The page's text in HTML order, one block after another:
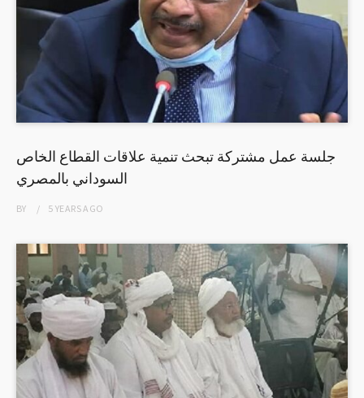
جلسة عمل مشتركة تبحث تنمية علاقات القطاع الخاص
السوداني بالمصري
BY 5 YEARSAGO